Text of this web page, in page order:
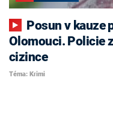
Olomouci. Policie
cizince
Téma: Krimi